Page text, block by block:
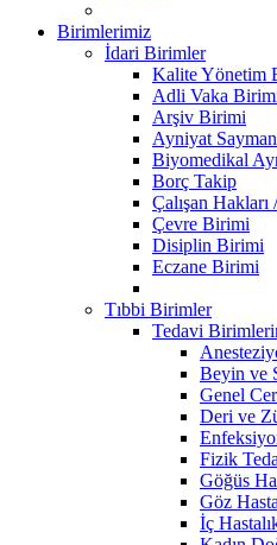
Birimlerimiz
İdari Birimler
Kalite Yönetim
Adli Vaka
Arşiv Birimi
Ayniyat
Biyomedikal
Borç Takip
Çalışan
Çevre Birimi
Disiplin Birimi
Eczane Birimi
Tıbbi Birimler
Tedavi
Beyin ve
Genel
Deri ve
Fizik
Göğüs
Göz
İç